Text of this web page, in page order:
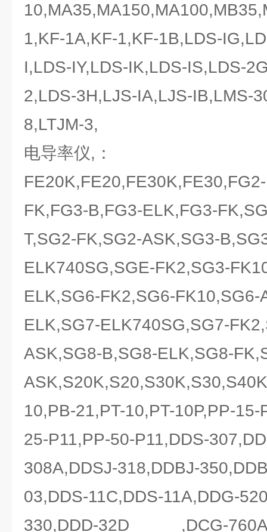
1,KF-1A,KF-1,KF-1B,LDS-
I,LDS-IY,LDS-IK,LDS-IS,LDS-
2,LDS-3H,LJS-IA,LJS-IB,LMS-
8,LTJM-3,
电导率仪,：
FK,FG3-B,FG3-ELK,FG3-
T,SG2-FK,SG2-ASK,SG3-
ELK740SG,SGE-FK2,SG3-
ELK,SG6-FK2,SG6-FK10,SG6-
ELK,SG7-ELK740SG,SG7-
ASK,SG8-B,SG8-ELK,SG8-
10,PB-21,PT-10,PT-10P,PP-
25-P11,PP-50-P11,DDS-
308A,DDSJ-318,DDBJ-
03,DDS-11C,DDS-11A,DDG-
330,DDD-32D ,DCG-